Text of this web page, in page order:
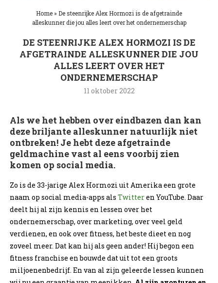
Home» De steenrijke Alex Hormozi is de afgetrainde
alleskunner die jou alles leert over het ondernemerschap
DE STEENRIJKE ALEX HORMOZI IS DE
AFGETRAINDE ALLESKUNNER DIE JOU
ALLES LEERT OVER HET
ONDERNEMERSCHAP
11 oktober 2022
Als we het hebben over eindbazen dan kan
deze briljante alleskunner natuurlijk niet
ontbreken! Je hebt deze afgetrainde
geldmachine vast al eens voorbij zien
komen op social media.
Zo is de 33-jarige Alex Hormozi uit Amerika een grote
naam op social media-apps als Twitteren YouTube. Daar
deelt hij al zijn kennis en lessen over het
ondernemerschap, over marketing, over veel geld
verdienen, en ook over fitness, het beste dieet en nog
zoveel meer. Dat kan hij als geen ander! Hij begon een
fitness franchise en bouwde dat uit tot een groots
miljoenenbedrijf. En van al zijn geleerde lessen kunnen